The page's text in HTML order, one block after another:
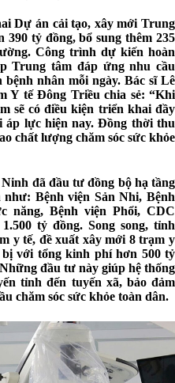
Dự án cải tạo, xây mới Trung
tỷ đồng, bổ sung thêm 235
Công trình dự kiến hoàn
Trung tâm đáp ứng nhu cầu
nhân mỗi ngày. Bác sĩ Lê
Y tế Đông Triều chia sẻ: “Khi
sẽ có điều kiện triển khai đầy
áp lực hiện nay. Đồng thời thu
chất lượng chăm sóc sức khỏe
đã đầu tư đồng bộ hạ tầng
Bệnh viện Sản Nhi, Bệnh
năng, Bệnh viện Phổi, CDC
tỷ đồng. Song song, tỉnh
y tế, đề xuất xây mới 8 trạm y
với tổng kinh phí hơn 500 tỷ
đầu tư này giúp hệ thống
tỉnh đến tuyến xã, bảo đảm
chăm sóc sức khỏe toàn dân.